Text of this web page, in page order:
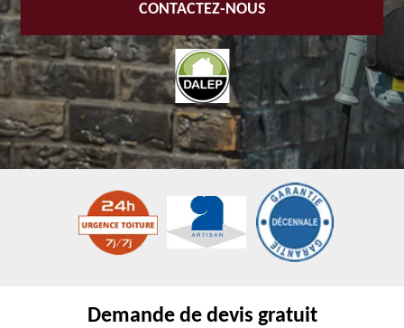
CONTACTEZ-NOUS
Demande de devis gratuit